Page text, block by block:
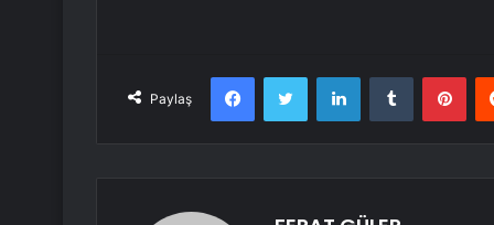
Paylaş
FacebookTwitter LinkedInTumblr